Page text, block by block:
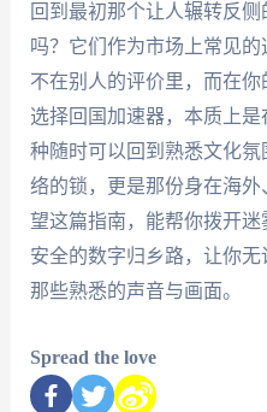
回到最初那个让人辗转反
吗？它们作为市场上常见
不在别人的评价里，而在你
选择回国加速器，本质上
种随时可以回到熟悉文化
络的锁，更是那份身在海
望这篇指南，能帮你拨开迷
安全的数字归乡路，让你
那些熟悉的声音与画面。
Spread the love